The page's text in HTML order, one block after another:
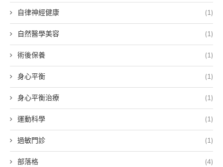
自律神經健康 (1)
自然醫學美容 (1)
術後保養 (1)
身心平衡 (1)
身心平衡治療 (1)
運動科學 (1)
過敏門診 (1)
部落格 (4)